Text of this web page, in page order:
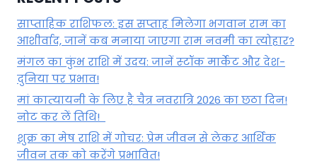
साप्ताहिक राशिफल: इस सप्ताह मिलेगा भगवान राम का
आशीर्वाद, जानें कब मनाया जाएगा राम नवमी का त्योहार?
मंगल का कुंभ राशि में उदय: जानें स्‍टॉक मार्केट और देश-
दुनिया पर प्रभाव!
मां कात्‍यायनी के लिए है चैत्र नवरात्रि 2026 का छठा दिन!
नोट कर लें तिथि!
शुक्र का मेष राशि में गोचर: प्रेम जीवन से लेकर आर्थिक
जीवन तक को करेंगे प्रभावित!